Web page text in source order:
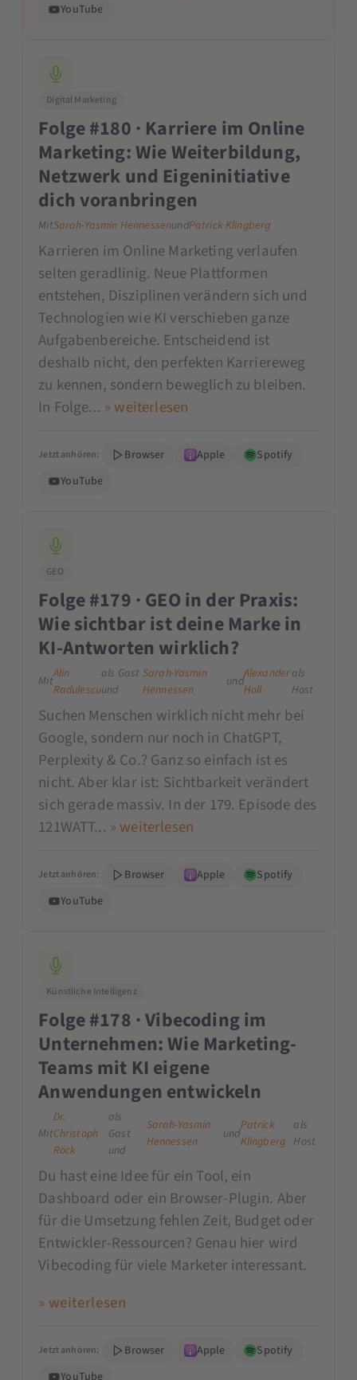
YouTube
Digital Marketing
Folge #180 · Karriere im Online
Marketing: Wie Weiterbildung,
Netzwerk und Eigeninitiative
dich voranbringen
MitSarah-Yasmin HennessenundPatrick Klingberg
Karrieren im Online Marketing verlaufen
selten geradlinig. Neue Plattformen
entstehen, Disziplinen verändern sich und
Technologien wie KI verschieben ganze
Aufgabenbereiche. Entscheidend ist
deshalb nicht, den perfekten Karriereweg
zu kennen, sondern beweglich zu bleiben.
In Folge... » weiterlesen
Jetzt anhören: Browser Apple
Spotify
YouTube
GEO
Folge #179 · GEO in der Praxis:
Wie sichtbar ist deine Marke in
KI-Antworten wirklich?
Mit
Alin
Radulescu
als Gast
und
Sarah-Yasmin
Hennessen
und
Alexander
Holl
als
Host
Suchen Menschen wirklich nicht mehr bei
Google, sondern nur noch in ChatGPT,
Perplexity & Co.? Ganz so einfach ist es
nicht. Aber klar ist: Sichtbarkeit verändert
sich gerade massiv. In der 179. Episode des
121WATT... » weiterlesen
Jetzt anhören: Browser Apple
Spotify
YouTube
Künstliche Intelligenz
Folge #178 · Vibecoding im
Unternehmen: Wie Marketing-
Teams mit KI eigene
Anwendungen entwickeln
Mit
Dr.
Christoph
Röck
als
Gast
und
Sarah-Yasmin
Hennessen
und
Patrick
Klingberg
als
Host
Du hast eine Idee für ein Tool, ein
Dashboard oder ein Browser-Plugin. Aber
für die Umsetzung fehlen Zeit, Budget oder
Entwickler-Ressourcen? Genau hier wird
Vibecoding für viele Marketer interessant.
» weiterlesen
Jetzt anhören: Browser Apple
Spotify
YouTube